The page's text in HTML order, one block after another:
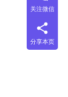
关注微信
分享本页